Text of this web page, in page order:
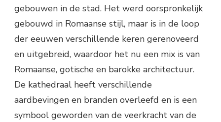
gebouwen in de stad. Het werd oorspronkelijk
gebouwd in Romaanse stijl, maar is in de loop
der eeuwen verschillende keren gerenoveerd
en uitgebreid, waardoor het nu een mix is van
Romaanse, gotische en barokke architectuur.
De kathedraal heeft verschillende
aardbevingen en branden overleefd en is een
symbool geworden van de veerkracht van de